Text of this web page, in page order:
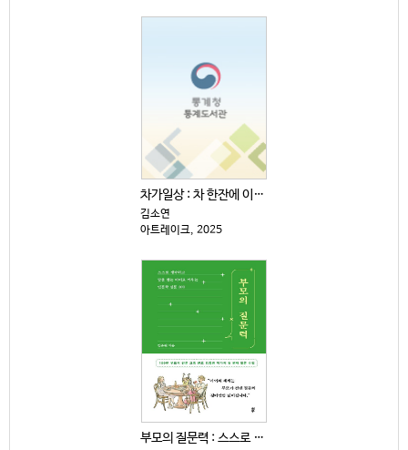
차가일상 : 차 한잔에 이렇게 재미있는 역사·문화·예술...
김소연
아트레이크, 2025
부모의 질문력 : 스스로 생각하고 답을 찾는 아이로 키...